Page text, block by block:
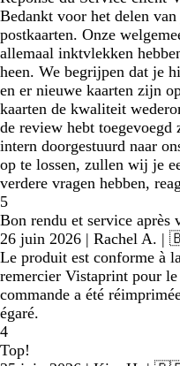
Bedankt voor het delen
postkaarten. Onze
allemaal inktvlekken
heen. We begrijpen dat je
en er nieuwe kaarten zijn
kaarten de kwaliteit
de review hebt
intern doorgestuurd naar
op te lossen, zullen wij je
verdere vragen hebben,
5
Bon rendu et service après
26 juin 2026 | Rachel A. |
Le produit est conforme à
remercier Vistaprint pour
commande a été
égaré.
4
Top!